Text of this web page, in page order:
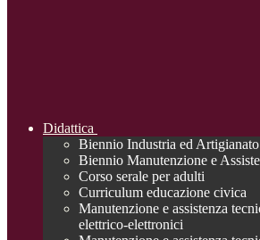
Didattica
Biennio Industria ed
Biennio Manutenzione e
Corso serale per adulti
Curriculum educazione civica
Manutenzione e assistenza
elettrico-elettronici